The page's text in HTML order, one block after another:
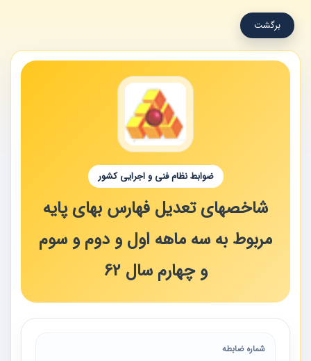
برگشت
ضوابط نظام فنی و اجرایی کشور
شاخصهای تعدیل فهارس بهای پایه
مربوط به سه ماهه اول و دوم و سوم
و چهارم سال 62
شماره ضابطه